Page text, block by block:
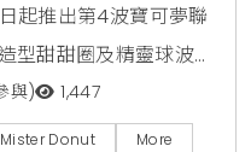
起推出第4波寶可夢聯
型甜甜圈及精靈球波
、旅行收納袋等5款實
品第2件5折等限時優
與) 1,447
Donut More